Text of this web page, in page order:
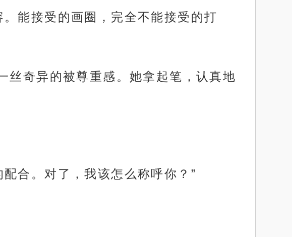
能接受的画圈，完全不能接受的打
丝奇异的被尊重感。她拿起笔，认真地
合。对了，我该怎么称呼你？”